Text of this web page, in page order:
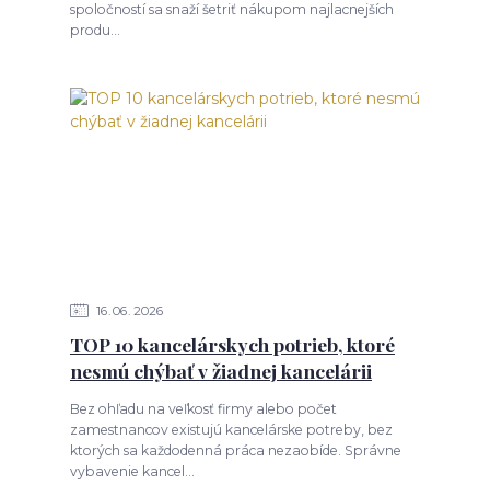
spoločností sa snaží šetriť nákupom najlacnejších
produ...
16 06 2026
TOP 10 kancelárskych potrieb, ktoré
nesmú chýbať v žiadnej kancelárii
Bez ohľadu na veľkosť firmy alebo počet
zamestnancov existujú kancelárske potreby, bez
ktorých sa každodenná práca nezaobíde. Správne
vybavenie kancel...